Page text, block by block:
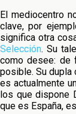
El mediocentro
clave, por
significa otra
Selección. Su
como desee: de
posible. Su dupla
es actualmente
los que dispone
que es España,